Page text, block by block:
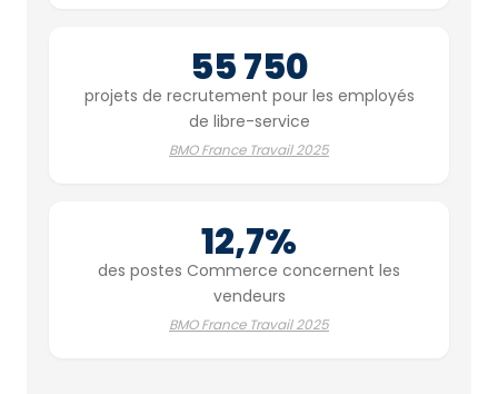
55 750
projets de recrutement pour les employés
de libre-service
BMO France Travail 2025
12,7%
des postes Commerce concernent les
vendeurs
BMO France Travail 2025